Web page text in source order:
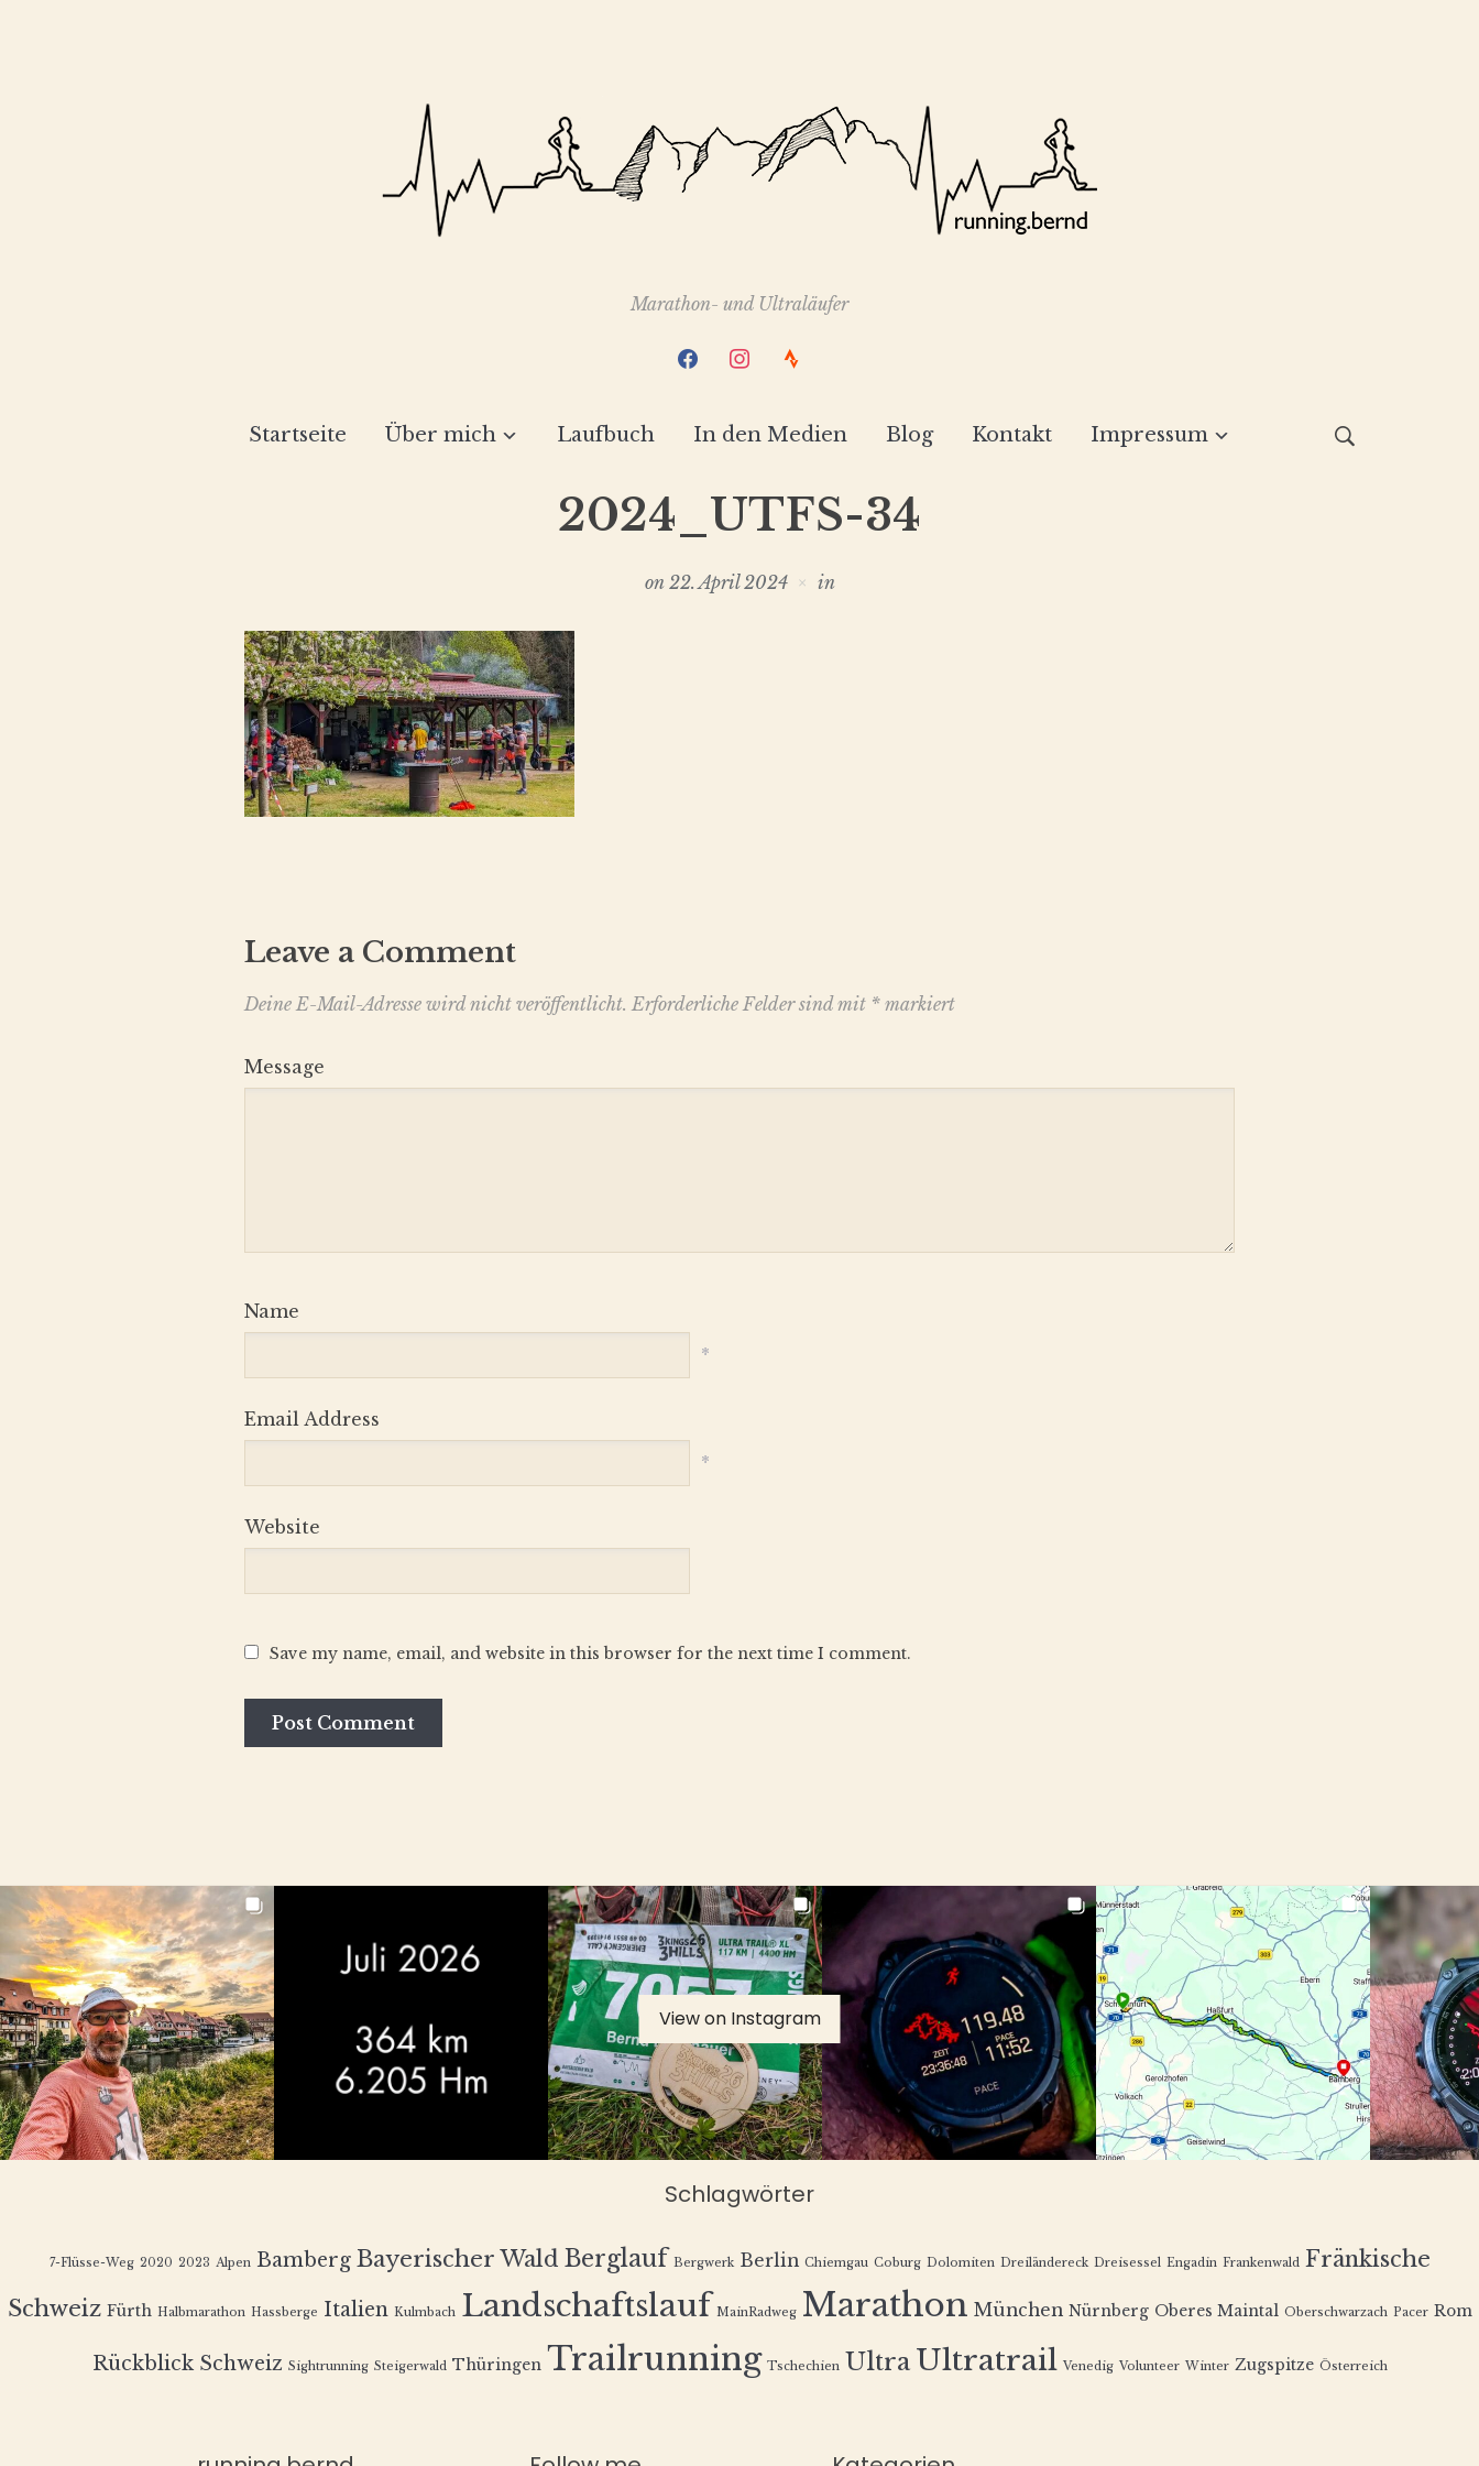
Marathon- und Ultraläufer
facebookinstagram
strava
Startseite Über mich Laufbuch In den Medien Blog Kontakt Impressum
2024_UTFS-34
on 22. April 2024 in
Leave a Comment
Deine E-Mail-Adresse wird nicht veröffentlicht. Erforderliche Felder sind mit *markiert
Message
Name
*
Email Address
*
Website
Save my name, email, and website in this browser for the next time I comment.
View on Instagram
Schlagwörter
7-Flüsse-Weg 2020 2023 Alpen Bamberg Bayerischer Wald Berglauf Bergwerk Berlin Chiemgau Coburg Dolomiten Dreiländereck Dreisessel Engadin Frankenwald Fränkische
Schweiz Fürth Halbmarathon Hassberge Italien Kulmbach Landschaftslauf MainRadweg Marathon München Nürnberg Oberes Maintal Oberschwarzach Pacer Rom
Rückblick Schweiz Sightrunning Steigerwald Thüringen Trailrunning Tschechien Ultra Ultratrail Venedig Volunteer Winter Zugspitze Österreich